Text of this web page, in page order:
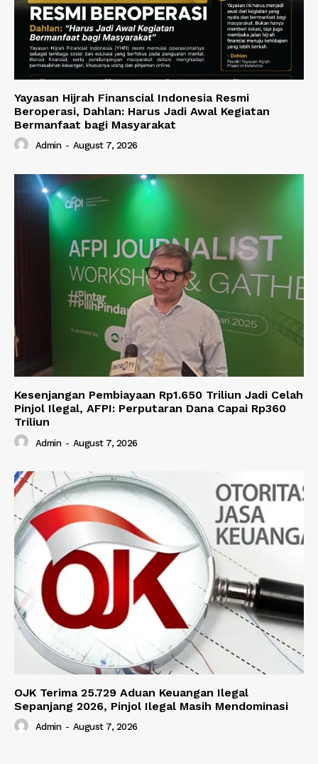
Yayasan Hijrah Finanscial Indonesia Resmi
Beroperasi, Dahlan: Harus Jadi Awal Kegiatan
Bermanfaat bagi Masyarakat
Admin - August 7, 2026
Kesenjangan Pembiayaan Rp1.650 Triliun Jadi Celah
Pinjol Ilegal, AFPI: Perputaran Dana Capai Rp360
Triliun
Admin - August 7, 2026
OJK Terima 25.729 Aduan Keuangan Ilegal
Sepanjang 2026, Pinjol Ilegal Masih Mendominasi
Admin - August 7, 2026